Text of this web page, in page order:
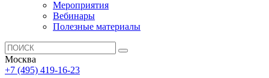
Мероприятия
Вебинары
Полезные материалы
Москва
+7 (495) 419-16-23